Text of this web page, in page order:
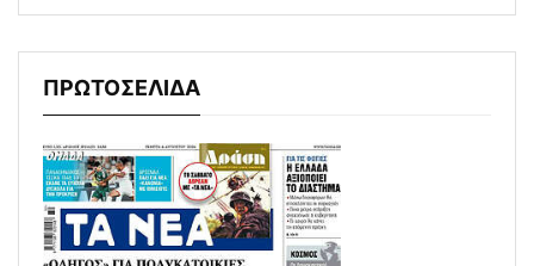
ΠΡΩΤΟΣΕΛΙΔΑ